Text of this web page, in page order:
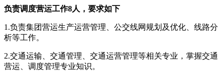
负责调度营运工作8人，要求如下
1.负责集团营运生产运营管理、公交线网规划及优化、线路分
析等工作。
2.交通运输、交通管理、交通运营管理等相关专业，掌握交通
营运、调度管理专业知识。